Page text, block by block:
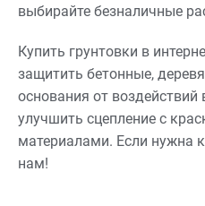
выбирайте безналичные
Купить грунтовки в
защитить бетонные,
основания от
улучшить сцепление с
материалами. Если нужна
нам!